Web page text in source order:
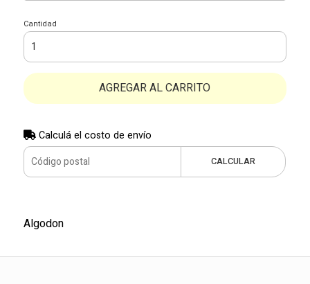
Cantidad
AGREGAR AL CARRITO
Calculá el costo de envío
CALCULAR
Algodon